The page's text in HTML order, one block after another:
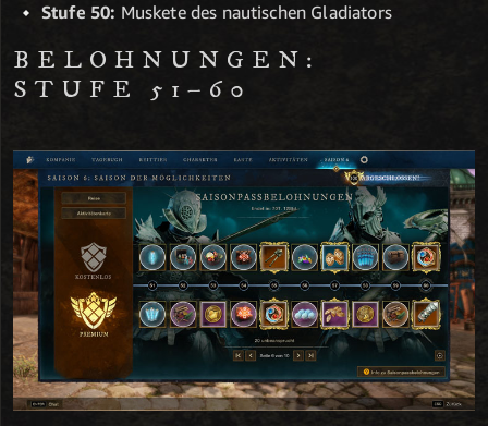
Stufe 50: Muskete des nautischen Gladiators
BELOHNUNGEN:
STUFE 51–60